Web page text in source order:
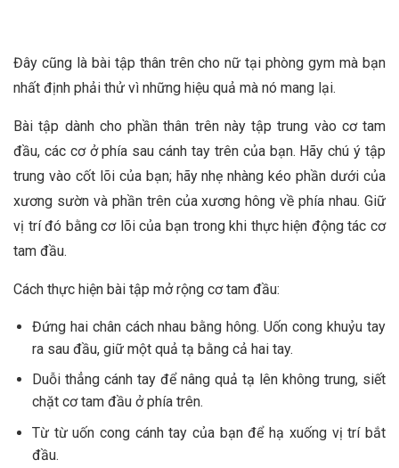
Đây cũng là bài tập thân trên cho nữ tại phòng gym mà bạn
nhất định phải thử vì những hiệu quả mà nó mang lại.
Bài tập dành cho phần thân trên này tập trung vào cơ tam
đầu, các cơ ở phía sau cánh tay trên của bạn. Hãy chú ý tập
trung vào cốt lõi của bạn; hãy nhẹ nhàng kéo phần dưới của
xương sườn và phần trên của xương hông về phía nhau. Giữ
vị trí đó bằng cơ lõi của bạn trong khi thực hiện động tác cơ
tam đầu.
Cách thực hiện bài tập mở rộng cơ tam đầu:
Đứng hai chân cách nhau bằng hông. Uốn cong khuỷu tay
ra sau đầu, giữ một quả tạ bằng cả hai tay.
Duỗi thẳng cánh tay để nâng quả tạ lên không trung, siết
chặt cơ tam đầu ở phía trên.
Từ từ uốn cong cánh tay của bạn để hạ xuống vị trí bắt
đầu.